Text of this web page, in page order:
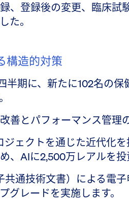
、登録後の変更、臨床試
た。
構造的対策
半期に、新たに102名の保
善とパフォーマンス管理
ジェクトを通じた近代化
、AIに2,500万レアルを投
共通技術文書）による電
グレードを実施します。